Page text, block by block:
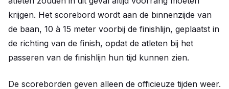
krijgen. Het scorebord wordt aan de binnenzijde van
de baan, 10 à 15 meter voorbij de finishlijn, geplaatst in
de richting van de finish, opdat de atleten bij het
passeren van de finishlijn hun tijd kunnen zien.
De scoreborden geven alleen de officieuze tijden weer.